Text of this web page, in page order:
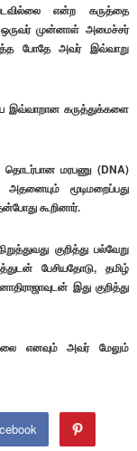
என்ற கருத்தை
ஒருவர் முன்னாள் அமைச்சர்
போதே அவர் இவ்வாறு
இவ்வாறான கருத்துக்களை
மரபணு (DNA)
மூடிமறைப்பது
கூறினார்.
குறித்து பல்வேறு
பேசியதோடு, தமிழ்
இது குறித்து
எனவும் அவர் மேலும்